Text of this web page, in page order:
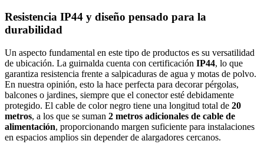
Resistencia IP44 y diseño pensado para la
durabilidad
Un aspecto fundamental en este tipo de productos es su versatilidad
de ubicación. La guirnalda cuenta con certificación IP44, lo que
garantiza resistencia frente a salpicaduras de agua y motas de polvo.
En nuestra opinión, esto la hace perfecta para decorar pérgolas,
balcones o jardines, siempre que el conector esté debidamente
protegido. El cable de color negro tiene una longitud total de 20
metros, a los que se suman 2 metros adicionales de cable de
alimentación, proporcionando margen suficiente para instalaciones
en espacios amplios sin depender de alargadores cercanos.